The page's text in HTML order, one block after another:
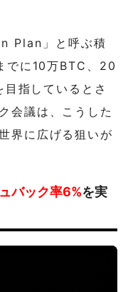
Plan」と呼ぶ積
でに10万BTC、20
指しているとさ
会議は、こうした
界に広げる狙いが
バック率6%を実